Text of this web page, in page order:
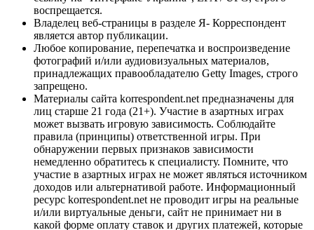
воспрещается.
Владелец веб-страницы в разделе Я- Корреспондент
является автор публикации.
Любое копирование, перепечатка и воспроизведение
фотографий и/или аудиовизуальных материалов,
принадлежащих правообладателю Getty Images, строго
запрещено.
Материалы сайта korrespondent.net предназначены для
лиц старше 21 года (21+). Участие в азартных играх
может вызвать игровую зависимость. Соблюдайте
правила (принципы) ответственной игры. При
обнаружении первых признаков зависимости
немедленно обратитесь к специалисту. Помните, что
участие в азартных играх не может являться источником
доходов или альтернативой работе. Информационный
ресурс korrespondent.net не проводит игры на реальные
и/или виртуальные деньги, сайт не принимает ни в
какой форме оплату ставок и других платежей, которые